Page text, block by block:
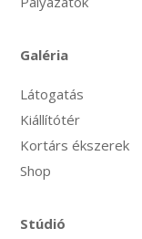
Galéria
Látogatás
Kiállítótér
Kortárs ékszerek
Shop
Stúdió